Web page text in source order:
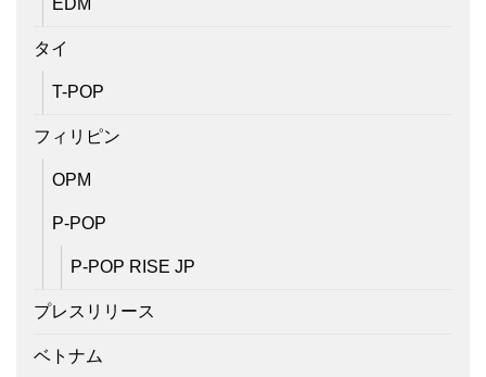
EDM
タイ
T-POP
フィリピン
OPM
P-POP
P-POP RISE JP
プレスリリース
ベトナム